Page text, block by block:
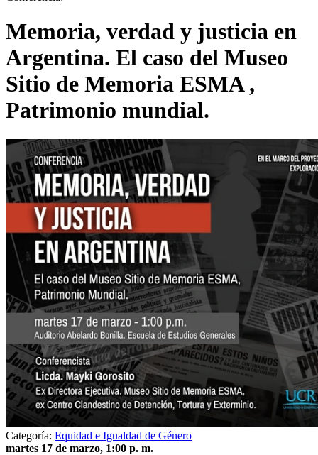
Memoria, verdad y justicia en
Argentina. El caso del Museo
Sitio de Memoria ESMA ,
Patrimonio mundial.
Categoría: Equidad e Igualdad de Género
martes 17 de marzo, 1:00 p. m.